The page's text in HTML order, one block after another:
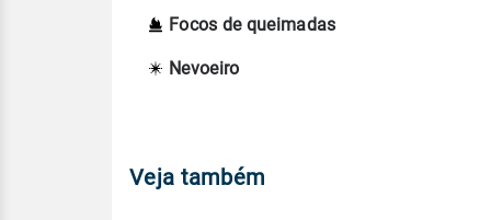
Focos de queimadas
Nevoeiro
Veja também